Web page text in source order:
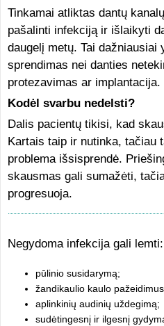
Tinkamai atliktas dantų
pašalinti infekciją ir išlaikyti
daugelį metų. Tai dažniausiai
sprendimas nei danties
protezavimas ar implantacija.
Kodėl svarbu nedelsti?
Dalis pacientų tikisi, kad
Kartais taip ir nutinka, tačiau
problema išsisprendė.
skausmas gali sumažėti,
progresuoja.
Negydoma infekcija gali lemti:
pūlinio susidarymą;
žandikaulio kaulo
aplinkinių audinių uždegimą;
sudėtingesnį ir ilgesnį